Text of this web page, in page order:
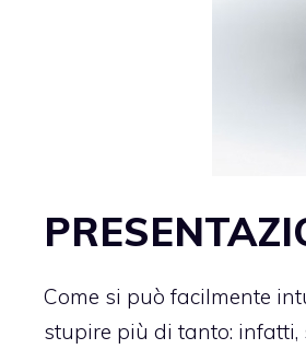
Come si può facilmente
stupire più di tanto: infatti,